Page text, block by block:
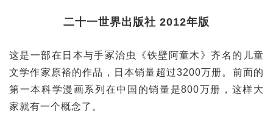
二十一世界出版社 2012年版
这是一部在日本与手冢治虫《铁壁阿童木》齐名的儿童
文学作家原裕的作品，日本销量超过3200万册。前面的
第一本科学漫画系列在中国的销量是800万册，这样大
家就有一个概念了。